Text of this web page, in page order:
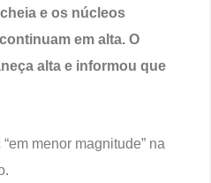
e os núcleos
em alta. O
alta e informou que
menor magnitude” na